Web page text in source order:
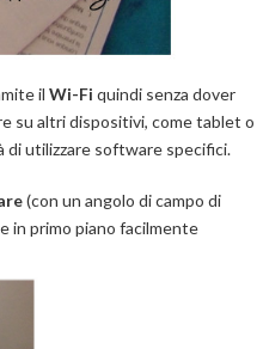
ilWi-Fi quindi senza dover
su altri dispositivi, come tablet o
di utilizzare software specifici.
(con un angolo di campo di
in primo piano facilmente